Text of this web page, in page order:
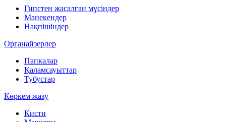
Гипстен жасалған мүсіндер
Манекендер
Нақпішіндер
Органайзерлер
Папкалар
Қаламсауыттар
Тубустар
Көркем жазу
Кисти